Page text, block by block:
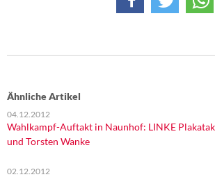
Ähnliche Artikel
04.12.2012
Wahlkampf-Auftakt in Naunhof: LINKE
und Torsten Wanke
02.12.2012